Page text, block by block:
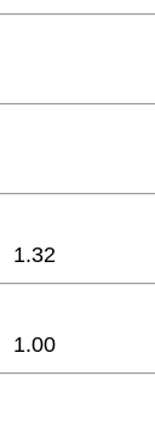
1.32
1.00